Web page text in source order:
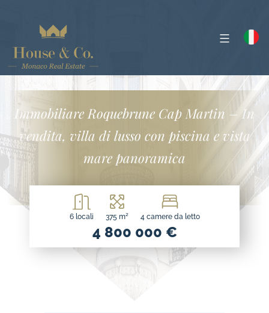
Immobiliare Roquebrune Cap Martin – In
vendita, villa di lusso con piscina e vista
mare panoramica
6 locali 375 m² 4 camere da letto
4 800 000 €